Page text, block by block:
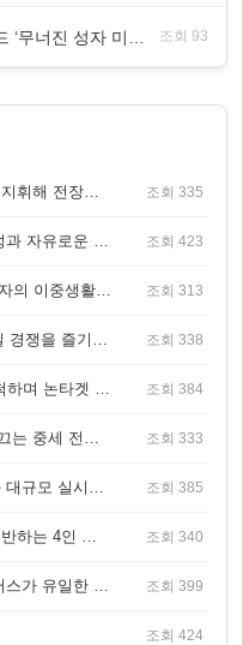
조회 93
아머드 트레인 워페어 – 무장 열차를 지휘해 전장을 돌파하는 생존 전투 게임 조회 335
랑그릿사: 검의 바다 – 듀얼 영웅 편성과 자유로운 탐험을 결합한 판타지 전략 RPG 조회 423
블랙우드 – DVD 대여점 주인과 암살자의 이중생활을 그린 3인칭 액션 스릴러 게임 조회 313
렉크리에이션 2 – 차량 충돌과 지름길 경쟁을 즐기는 오픈월드 아케이드 레이싱 게임 조회 338
아키에이지 크로니클 – 원대륙을 개척하며 논타겟 전투를 즐기는 오픈월드 MMORPG 조회 384
다이노로드 – 인간과 공룡 군대를 이끄는 중세 전략 액션 RPG 조회 333
토탈워: 워해머 40,000 – 은하 정복과 대규모 실시간 전투가 결합된 전략 게임! 조회 385
셰이디 잡 – 살아 움직이는 가방을 운반하는 4인 협동 물리 어드벤처 게임 조회 340
루트 – 좀비 떼를 뚫고 달려라! 스쿨버스가 유일한 집이 되는 4인 협동 생존 게임 조회 399
조회 424